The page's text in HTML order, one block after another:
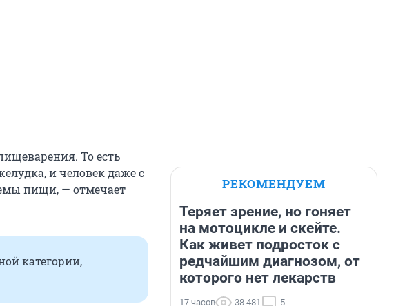
То есть
и человек даже с
пищи, — отмечает
категории,
РЕКОМЕНДУЕМ
Теряет зрение, но гоняет
на мотоцикле и скейте.
Как живет подросток с
редчайшим диагнозом, от
которого нет лекарств
17 часов 38 481 5